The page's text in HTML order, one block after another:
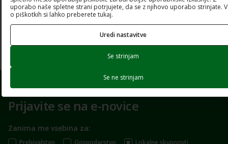
Odpri dokument
Prijavite se na e-novice
Zanima me vsebina za:
Prebivalstvo Gospodarstvo Lokalne skupnosti
uporabo naše spletne strani potrjujete, da se z njihovo uporabo strinjate.
o piškotkih si lahko preberete tukaj.
Uredi nastavitve
Se strinjam
Se ne strinjam